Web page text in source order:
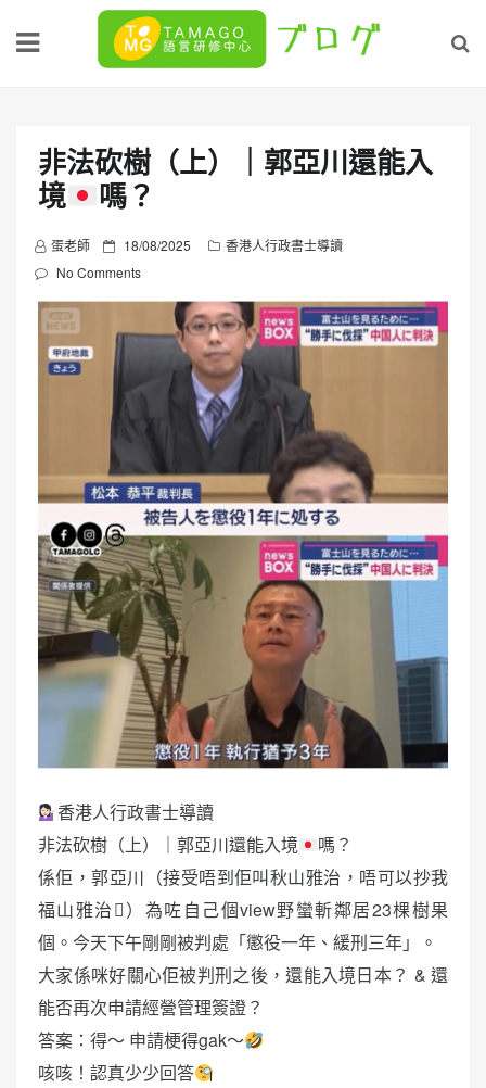
非法砍樹（上）｜郭亞川還能入
境
嗎？
蛋老師
P
o
s
e
d
18/08/2025
香港人行政書士導讀
No Comments
香港人行政書士導讀
非法砍樹（上）｜郭亞川還能入境
嗎？
係佢，郭亞川（接受唔到佢叫秋山雅治，唔可以抄我
福山雅治🫩）為咗自己個view野蠻斬鄰居23棵樹果
個。今天下午剛剛被判處「懲役一年、緩刑三年」。
大家係咪好關心佢被判刑之後，還能入境日本？ & 還
能否再次申請經營管理簽證？
答案：得～ 申請梗得gak～
咳咳！認真少少回答